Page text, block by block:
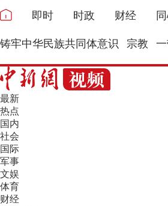
即时 时政 财经
铸牢中华民族共同体意识 宗教
最新
热点
国内
社会
国际
军事
文娱
体育
财经